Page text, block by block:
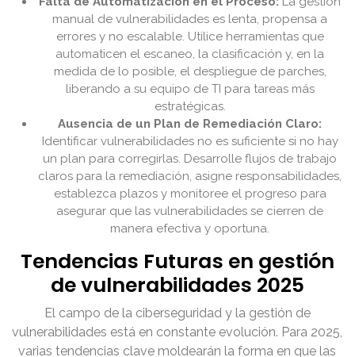
manual de vulnerabilidades es lenta, propensa a
errores y no escalable. Utilice herramientas que
automaticen el escaneo, la clasificación y, en la
medida de lo posible, el despliegue de parches,
liberando a su equipo de TI para tareas más
estratégicas.
Ausencia de un Plan de Remediación Claro:
Identificar vulnerabilidades no es suficiente si no hay
un plan para corregirlas. Desarrolle flujos de trabajo
claros para la remediación, asigne responsabilidades,
establezca plazos y monitoree el progreso para
asegurar que las vulnerabilidades se cierren de
manera efectiva y oportuna.
Tendencias Futuras en gestión
de vulnerabilidades 2025
El campo de la ciberseguridad y la gestión de
vulnerabilidades está en constante evolución. Para 2025,
varias tendencias clave moldearán la forma en que las